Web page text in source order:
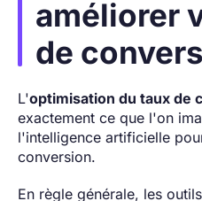
améliorer
de
L'optimisation du taux de
exactement ce que l'on
l'intelligence artificielle
conversion.
En règle générale, les